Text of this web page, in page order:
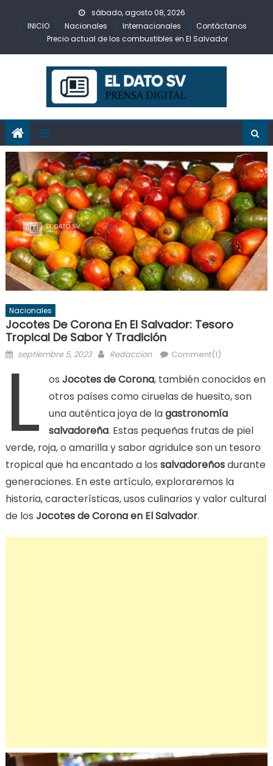
sábado, agosto 08, 2026
INICIO
Nacionales Internacionales
Contáctanos
Precio actual de los combustibles en El Salvador
Nacionales
Jocotes De Corona En El Salvador: Tesoro
Tropical De Sabor Y Tradición
Posted
septiembre 5, 2023 Author
Redaccion Comment(1)
L osJocotes de Corona, también conocidos en
otros países como ciruelas de huesito, son
una auténtica joya de lagastronomía
salvadoreña. Estas pequeñas frutas de piel
verde, roja, o amarilla y sabor agridulce son un tesoro
tropical que ha encantado a los salvadoreñosdurante
generaciones. En este artículo, exploraremos la
historia, características, usos culinarios y valor cultural
de los Jocotes de Corona en El Salvador.